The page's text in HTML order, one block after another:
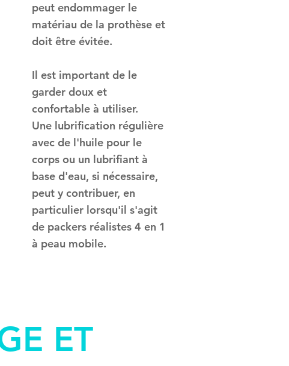
peut endommager le
matériau de la prothèse et
doit être évitée.
Il est important de le
garder doux et
confortable à utiliser.
Une lubrification régulière
avec de l'huile pour le
corps ou un lubrifiant à
base d'eau, si nécessaire,
peut y contribuer, en
particulier lorsqu'il s'agit
de packers réalistes 4 en 1
à peau mobile.
ET